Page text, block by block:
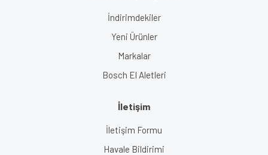
İndirimdekiler
Yeni Ürünler
Markalar
Bosch El Aletleri
İletişim
İletişim Formu
Havale Bildirimi